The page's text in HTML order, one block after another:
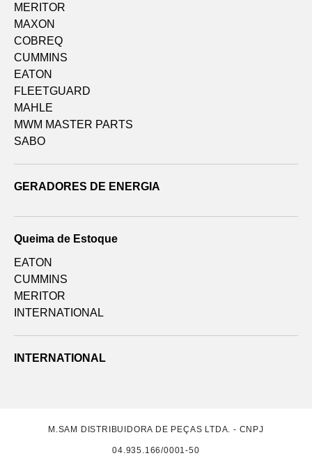
MERITOR
MAXON
COBREQ
CUMMINS
EATON
FLEETGUARD
MAHLE
MWM MASTER PARTS
SABO
GERADORES DE ENERGIA
Queima de Estoque
EATON
CUMMINS
MERITOR
INTERNATIONAL
INTERNATIONAL
M.SAM DISTRIBUIDORA DE PEÇAS LTDA. - CNPJ
04.935.166/0001-50